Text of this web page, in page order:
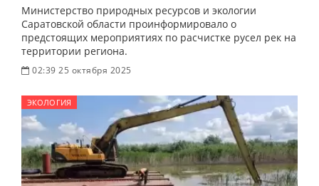
Министерство природных ресурсов и экологии
Саратовской области проинформировало о
предстоящих мероприятиях по расчистке русел рек на
территории региона.
02:39 25 октября 2025
ЭКОЛОГИЯ